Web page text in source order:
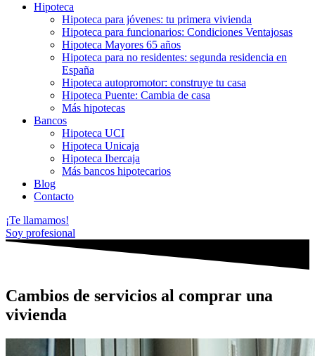
Hipoteca
Hipoteca para jóvenes: tu primera vivienda
Hipoteca para funcionarios: Condiciones Ventajosas
Hipoteca Mayores 65 años
Hipoteca para no residentes: segunda residencia en
España
Hipoteca autopromotor: construye tu casa
Hipoteca Puente: Cambia de casa
Más hipotecas
Bancos
Hipoteca UCI
Hipoteca Unicaja
Hipoteca Ibercaja
Más bancos hipotecarios
Blog
Contacto
¡Te llamamos!
Soy profesional
Cambios de servicios al comprar una
vivienda